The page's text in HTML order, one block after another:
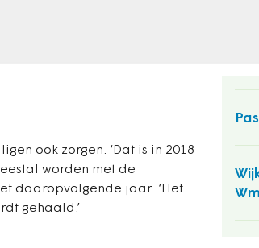
ook zorgen. ‘Dat is in 2018
worden met de
daaropvolgende jaar. ‘Het
gehaald.’